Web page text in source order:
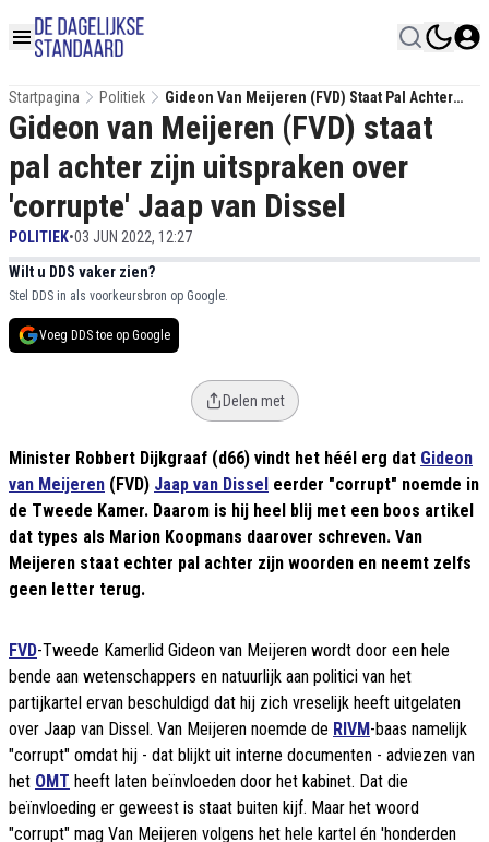
Startpagina Politiek
Gideon Van Meijeren (FVD) Staat Pal Achter
Zijn Uitspraken Over 'corrupte' Jaap Van Dissel
Gideon van Meijeren (FVD) staat
pal achter zijn uitspraken over
'corrupte' Jaap van Dissel
POLITIEK•03 JUN 2022, 12:27
Wilt u DDS vaker zien?
Stel DDS in als voorkeursbron op Google.
Voeg DDS toe op Google
Delen met
Minister Robbert Dijkgraaf (d66) vindt het héél erg dat Gideon
van Meijeren (FVD) Jaap van Dissel eerder "corrupt" noemde in
de Tweede Kamer. Daarom is hij heel blij met een boos artikel
dat types als Marion Koopmans daarover schreven. Van
Meijeren staat echter pal achter zijn woorden en neemt zelfs
geen letter terug.
FVD-Tweede Kamerlid Gideon van Meijeren wordt door een hele
bende aan wetenschappers en natuurlijk aan politici van het
partijkartel ervan beschuldigd dat hij zich vreselijk heeft uitgelaten
over Jaap van Dissel. Van Meijeren noemde de RIVM -baas namelijk
"corrupt" omdat hij - dat blijkt uit interne documenten - adviezen van
het OMT heeft laten beïnvloeden door het kabinet. Dat die
beïnvloeding er geweest is staat buiten kijf. Maar het woord
"corrupt" mag Van Meijeren volgens het hele kartel én 'honderden